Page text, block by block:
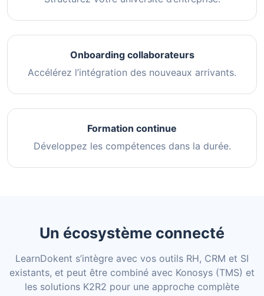
Onboarding collaborateurs
Accélérez l’intégration des nouveaux arrivants.
Formation continue
Développez les compétences dans la durée.
Un écosystème connecté
LearnDokent s’intègre avec vos outils RH, CRM et SI
existants, et peut être combiné avec Konosys (TMS) et
les solutions K2R2 pour une approche complète